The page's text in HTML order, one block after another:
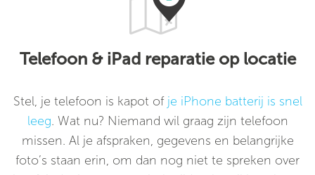
Telefoon & iPad reparatie op locatie
Stel, je telefoon is kapot of je iPhone batterij is snel
leeg. Wat nu? Niemand wil graag zijn telefoon
missen. Al je afspraken, gegevens en belangrijke
foto’s staan erin, om dan nog niet te spreken over